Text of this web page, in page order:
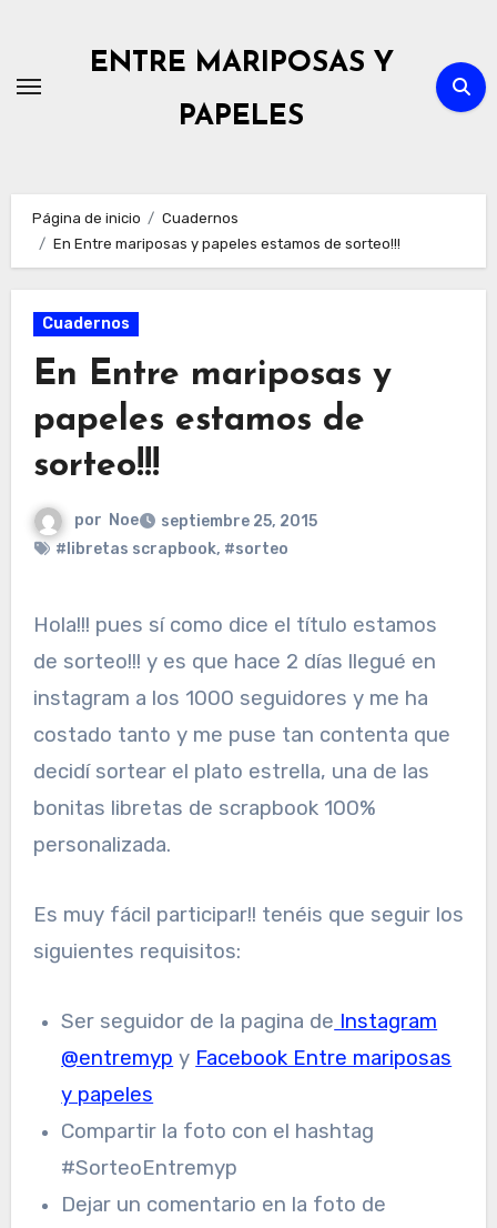
contenido
ENTRE MARIPOSAS Y
PAPELES
Página de inicio
Cuadernos
En Entre mariposas y papeles estamos de sorteo!!!
Cuadernos
En Entre mariposas y
papeles estamos de
sorteo!!!
por Noe
septiembre 25, 2015
#libretas scrapbook, #sorteo
Hola!!! pues sí como dice el título estamos
de sorteo!!! y es que hace 2 días llegué en
instagram a los 1000 seguidores y me ha
costado tanto y me puse tan contenta que
decidí sortear el plato estrella, una de las
bonitas libretas de scrapbook 100%
personalizada.
Es muy fácil participar!! tenéis que seguir los
siguientes requisitos:
Ser seguidor de la pagina de Instagram
@entremyp y Facebook Entre mariposas
y papeles
Compartir la foto con el hashtag
#SorteoEntremyp
Dejar un comentario en la foto de